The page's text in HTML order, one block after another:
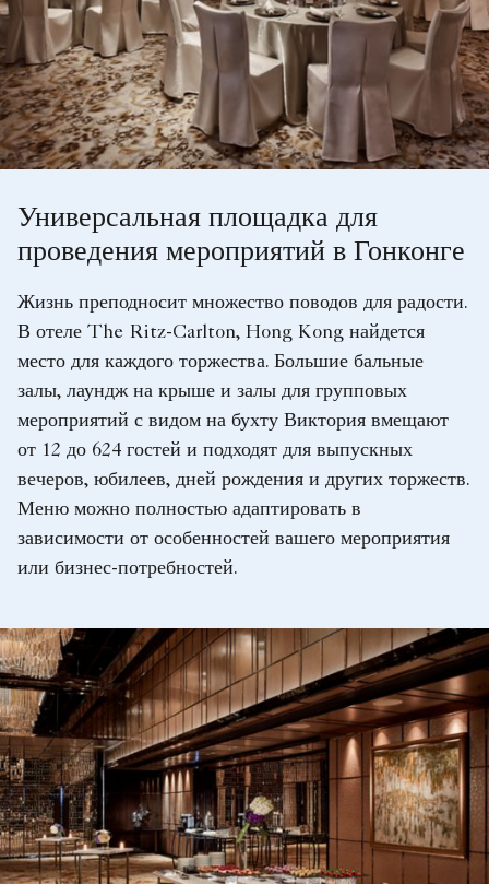
Универсальная площадка для
проведения мероприятий в Гонконге
Жизнь преподносит множество поводов для радости.
В отеле The Ritz-Carlton, Hong Kong найдется
место для каждого торжества. Большие бальные
залы, лаундж на крыше и залы для групповых
мероприятий с видом на бухту Виктория вмещают
от 12 до 624 гостей и подходят для выпускных
вечеров, юбилеев, дней рождения и других торжеств.
Меню можно полностью адаптировать в
зависимости от особенностей вашего мероприятия
или бизнес-потребностей.